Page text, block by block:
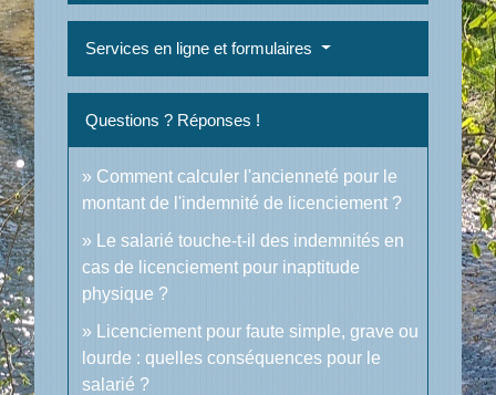
Services en ligne et formulaires
Questions ? Réponses !
Comment calculer l'ancienneté pour le
montant de l'indemnité de licenciement ?
Le salarié touche-t-il des indemnités en
cas de licenciement pour inaptitude
physique ?
Licenciement pour faute simple, grave ou
lourde : quelles conséquences pour le
salarié ?